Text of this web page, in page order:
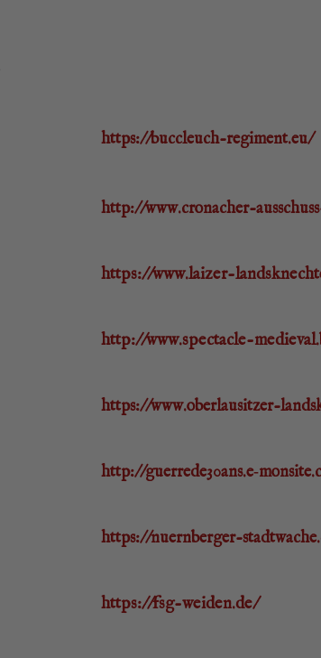
https://buccleuch-regiment.eu/
http://www.cronacher-
https://www.laizer-
http://www.spectacle-
https://www.oberlausitzer-
http://
https://nuernberger-
https://fsg-weiden.de/